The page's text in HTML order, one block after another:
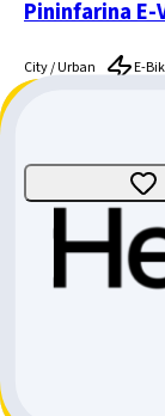
Pininfarina E-
City / Urban
E-
Bergstrom